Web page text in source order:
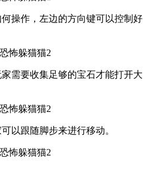
操作，左边的方向键可以控制好
需要收集足够的宝石才能打开大
以跟随脚步来进行移动。